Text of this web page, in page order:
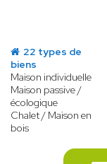
22 types de
biens
Maison individuelle
Maison passive /
écologique
Chalet / Maison en
bois